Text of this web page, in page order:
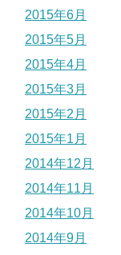
2015年6月
2015年5月
2015年4月
2015年3月
2015年2月
2015年1月
2014年12月
2014年11月
2014年10月
2014年9月